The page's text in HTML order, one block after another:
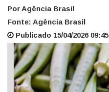
Por Agência Brasil
Fonte: Agência Brasil
Publicado 15/04/2026 09:45